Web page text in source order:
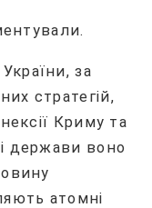
за
стратегій,
Криму та
держави воно
атомні